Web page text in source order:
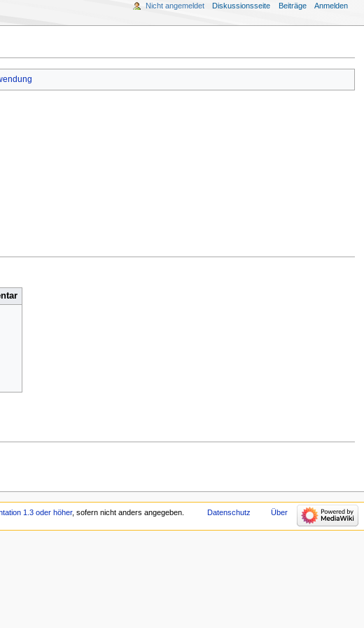
Nicht angemeldet Diskussionsseite Beiträge Anmelden
1.3 oder höher, sofern nicht anders angegeben. Datenschutz
Über